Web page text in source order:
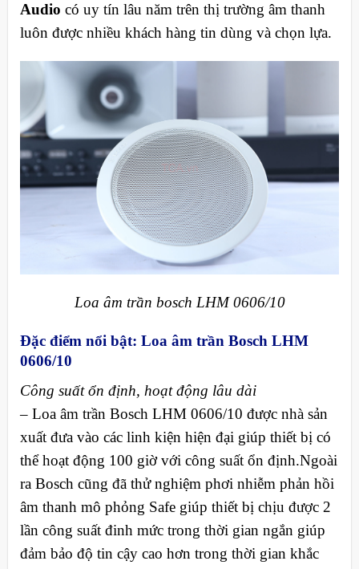
Audio có uy tín lâu năm trên thị trường âm thanh
luôn được nhiều khách hàng tin dùng và chọn lựa.
Loa âm trần bosch LHM 0606/10
Đặc điểm nổi bật: Loa âm trần Bosch LHM
0606/10
Công suất ổn định, hoạt động lâu dài
– Loa âm trần Bosch LHM 0606/10 được nhà sản
xuất đưa vào các linh kiện hiện đại giúp thiết bị có
thể hoạt động 100 giờ với công suất ổn định.Ngoài
ra Bosch cũng đã thử nghiệm phơi nhiễm phản hồi
âm thanh mô phỏng Safe giúp thiết bị chịu được 2
lần công suất đinh mức trong thời gian ngắn giúp
đảm bảo độ tin cậy cao hơn trong thời gian khắc